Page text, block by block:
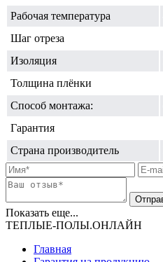
Рабочая температура
Шаг отреза
Изоляция
Толщина плёнки
Способ монтажа:
Гарантия
Страна производитель
Показать еще...
ТЕПЛЫЕ-ПОЛЫ.ОНЛАЙН
Главная